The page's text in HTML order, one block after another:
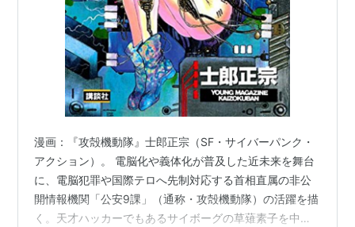
漫画：『攻殻機動隊』士郎正宗（SF・サイバーパンク・
アクション）。 電脳化や義体化が普及した近未来を舞台
に、電脳犯罪や国際テロへ先制対応する首相直属の非公
開情報機関「公安9課」（通称・攻殻機動隊）の活躍を描
く。天才ハッカーでもあるサイボーグの草薙素子を中心